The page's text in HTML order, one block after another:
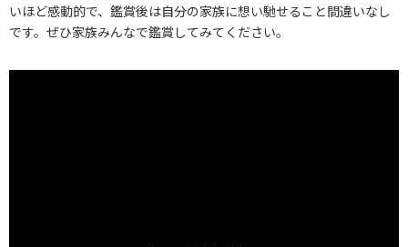
いほど感動的で、鑑賞後は自分の家族に想い馳せること間違いなし
です。ぜひ家族みんなで鑑賞してみてください。